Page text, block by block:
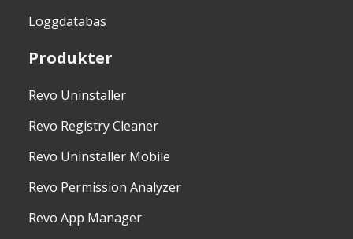
Loggdatabas
Produkter
Revo Uninstaller
Revo Registry Cleaner
Revo Uninstaller Mobile
Revo Permission Analyzer
Revo App Manager